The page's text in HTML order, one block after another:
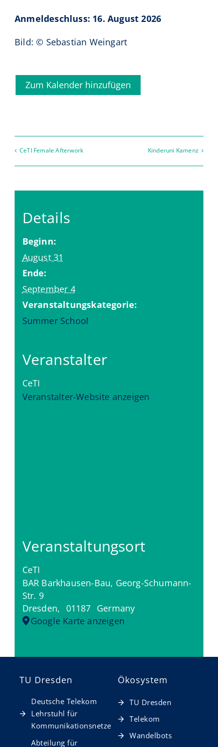
Anmeldeschluss: 16. August 2026
Bild: © Sebastian Weingart
Zum Kalender hinzufügen
CeTI Female Afterwork Kinderuni Kamenz
Details
Beginn:
August 31
Ende:
September 4
Veranstaltungskategorie:
Summer School
Veranstalter
CeTI
Veranstalter-Website anzeigen
Veranstaltungsort
CeTI
BAR Barkhausen-Bau, Georg-Schumann-
Str. 9
Dresden, 01187 Germany
Google Karte anzeigen
TU Dresden
Deutsche Telekom
Lehrstuhl für
Kommunikationsnetze
Abteilung für
Ökosystem
TU Dresden
Telekom
Wandelbots